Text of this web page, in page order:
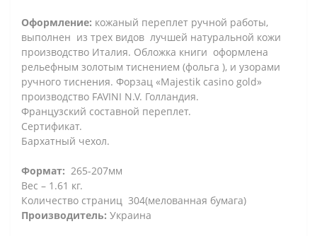
Оформление: кожаный переплет ручной работы,
выполнен из трех видов лучшей натуральной кожи
производство Италия. Обложка книги оформлена
рельефным золотым тиснением (фольга ), и узорами
ручного тиснения. Форзац «Majestik casino gold»
производство FAVINI N.V. Голландия.
Французский составной переплет.
Сертификат.
Бархатный чехол.
Формат: 265-207мм
Вес – 1.61 кг.
Количество страниц 304(мелованная бумага)
Производитель: Украина